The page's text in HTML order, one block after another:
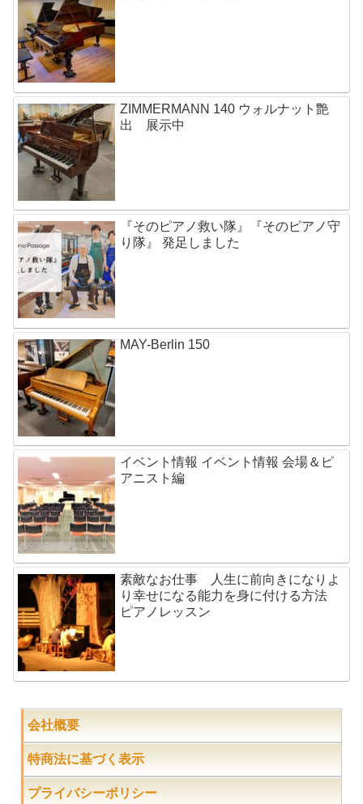
ZIMMERMANN 140 ウォルナット艶
出 展示中
『そのピアノ救い隊』『そのピアノ守
り隊』 発足しました
MAY-Berlin 150
イベント情報 イベント情報 会場＆ピ
アニスト編
素敵なお仕事 人生に前向きになりよ
り幸せになる能力を身に付ける方法
ピアノレッスン
会社概要
特商法に基づく表示
プライバシーポリシー